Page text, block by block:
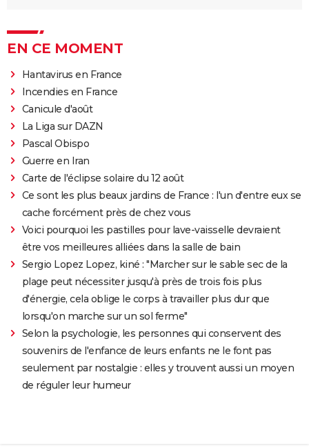
EN CE MOMENT
Hantavirus en France
Incendies en France
Canicule d'août
La Liga sur DAZN
Pascal Obispo
Guerre en Iran
Carte de l'éclipse solaire du 12 août
Ce sont les plus beaux jardins de France : l'un d'entre eux se
cache forcément près de chez vous
Voici pourquoi les pastilles pour lave-vaisselle devraient
être vos meilleures alliées dans la salle de bain
Sergio Lopez Lopez, kiné : "Marcher sur le sable sec de la
plage peut nécessiter jusqu'à près de trois fois plus
d'énergie, cela oblige le corps à travailler plus dur que
lorsqu'on marche sur un sol ferme"
Selon la psychologie, les personnes qui conservent des
souvenirs de l'enfance de leurs enfants ne le font pas
seulement par nostalgie : elles y trouvent aussi un moyen
de réguler leur humeur